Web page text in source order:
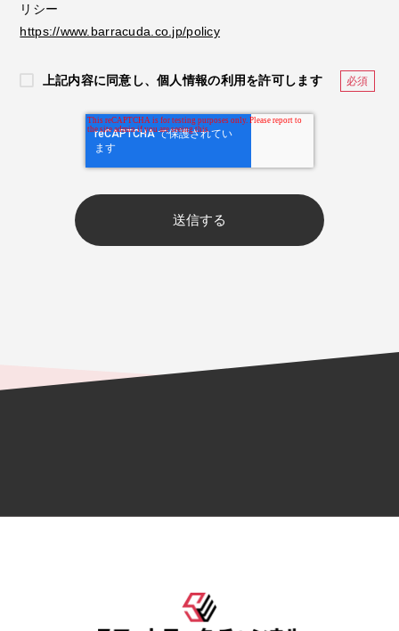
リシー
https://www.barracuda.co.jp/policy
上記内容に同意し、個人情報の利用を許可します